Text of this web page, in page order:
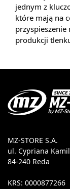
jednym z
które mają na
przyspieszenie
produkcji
MZ-STORE S.A.
ul. Cypriana
84-240 Reda
KRS: 0000877266